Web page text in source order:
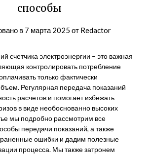
способы
в 7 марта 2025 от Redactor
счетчика электроэнергии – это важная
контролировать потребление
только фактически
Регулярная передача показаний
расчетов и помогает избежать
в виде необоснованно высоких
мы подробно рассмотрим все
передачи показаний, а также
ошибки и дадим полезные
процесса. Мы также затронем